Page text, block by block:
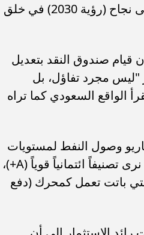
4.5%، وهي أعلى وتيرة منذ 4 أعوام. هذا التباين هو الدليل الدامغ على نجاح (رؤية 2030) في خلق
قيام صندوق النقد بتعديل
بالزيادة للمرة الثالثة على التوالي خلال 6 أشهر "ليس مجرد تفاؤل، بل
الواقع السعودي كما تراه
وصول النفط لمستويات
الستين دولاراً يعني انكماشاً وتقشفاً، أما اليوم، وفي ظل هذا السعر، نرى تصنيفاً ائتمانياً قوياً (A+)،
باتت تعمل كمحرك (دفع